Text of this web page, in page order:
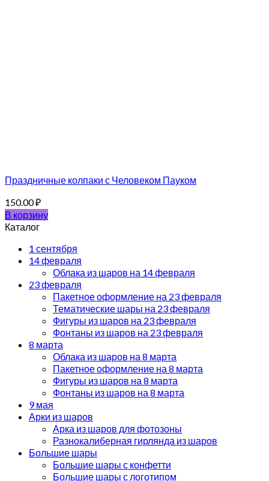
Праздничные колпаки с Человеком Пауком
150.00₽
В корзину
Каталог
1 сентября
14 февраля
Облака из шаров на 14 февраля
23 февраля
Пакетное оформление на 23 февраля
Тематические шары на 23 февраля
Фигуры из шаров на 23 февраля
Фонтаны из шаров на 23 февраля
8 марта
Облака из шаров на 8 марта
Пакетное оформление на 8 марта
Фигуры из шаров на 8 марта
Фонтаны из шаров на 8 марта
9 мая
Арки из шаров
Арка из шаров для фотозоны
Разнокалиберная гирлянда из шаров
Большие шары
Большие шары с конфетти
Большие шары с логотипом